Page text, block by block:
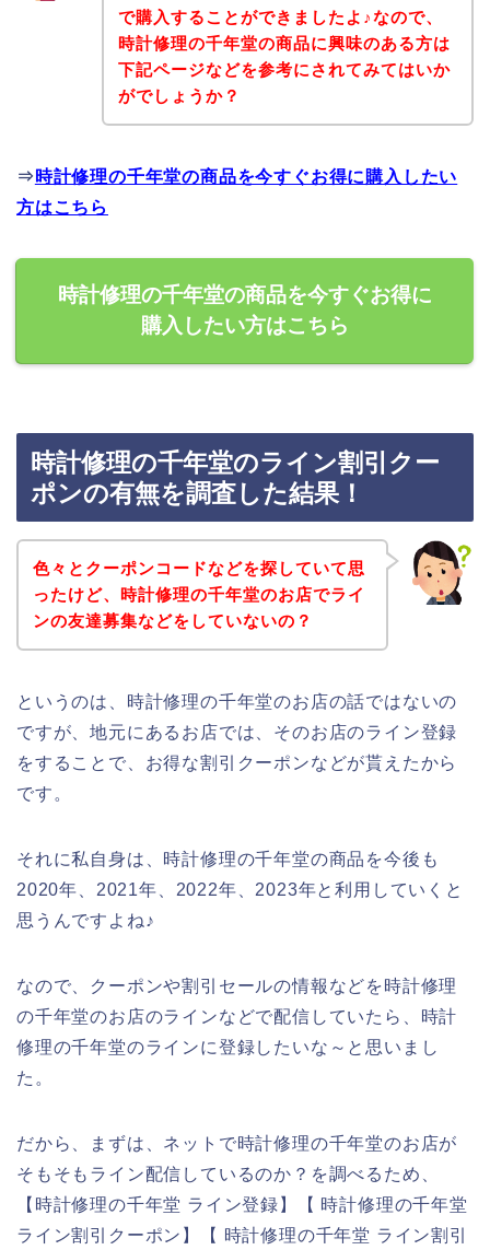
で購入することができましたよ♪なので、
時計修理の千年堂の商品に興味のある方は
下記ページなどを参考にされてみてはいか
がでしょうか？
⇒ 時計修理の千年堂の商品を今すぐお得に購入したい
方はこちら
時計修理の千年堂の商品を今すぐお得に
購入したい方はこちら
時計修理の千年堂のライン割引クー
ポンの有無を調査した結果！
色々とクーポンコードなどを探していて思
ったけど、時計修理の千年堂のお店でライ
ンの友達募集などをしていないの？
というのは、時計修理の千年堂のお店の話ではないの
ですが、地元にあるお店では、そのお店のライン登録
をすることで、お得な割引クーポンなどが貰えたから
です。
それに私自身は、時計修理の千年堂の商品を今後も
2020年、2021年、2022年、2023年と利用していくと
思うんですよね♪
なので、クーポンや割引セールの情報などを時計修理
の千年堂のお店のラインなどで配信していたら、時計
修理の千年堂のラインに登録したいな～と思いまし
た。
だから、まずは、ネットで時計修理の千年堂のお店が
そもそもライン配信しているのか？を調べるため、
【時計修理の千年堂 ライン登録】【 時計修理の千年堂
ライン割引クーポン】【 時計修理の千年堂 ライン割引